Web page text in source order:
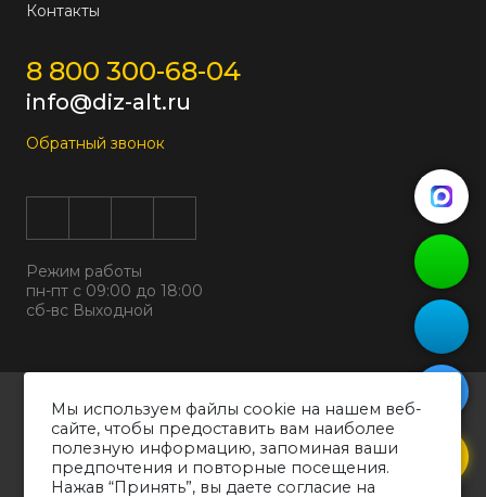
Контакты
8 800 300-68-04
info@diz-alt.ru
Обратный звонок
Режим работы
пн-пт с 09:00 до 18:00
сб-вс Выходной
Все права защищены © 2026
ООО "ДИЗАЛЬТ"
ИНН 6318069799 ОГРН 1226300038194
Политика конфиденциальности
Мы используем файлы cookie на нашем веб-
сайте, чтобы предоставить вам наиболее
полезную информацию, запоминая ваши
предпочтения и повторные посещения.
Нажав “Принять”, вы даете согласие на